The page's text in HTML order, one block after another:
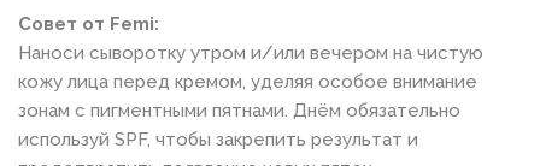
Совет от Femi:
Наноси сыворотку утром и/или вечером на чистую
кожу лица перед кремом, уделяя особое внимание
зонам с пигментными пятнами. Днём обязательно
используй SPF, чтобы закрепить результат и